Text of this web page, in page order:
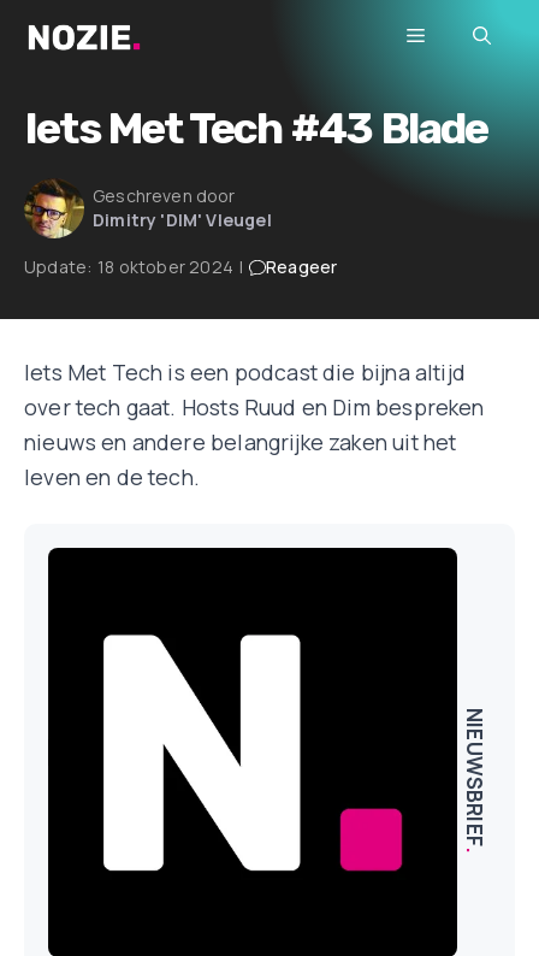
naar
inhoud
Menu
Iets Met Tech #43 Blade
Geschreven door
Dimitry 'DIM' Vleugel
Update: 18 oktober 2024 | Reageer
Iets Met Tech is een podcast die bijna altijd
over tech gaat. Hosts Ruud en Dim bespreken
nieuws en andere belangrijke zaken uit het
leven en de tech.
NIEUWSBRIEF
.